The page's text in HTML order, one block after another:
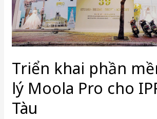
Triển khai phần
lý Moola Pro cho
Tàu
Pro
cho
IPRO
Vũng